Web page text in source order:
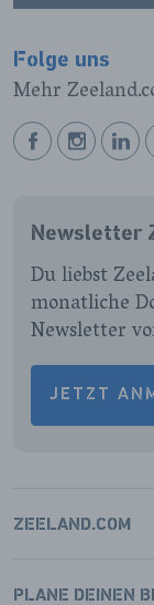
Folge uns
Mehr
BEKIJK
PAGINA
BEKIJK
PAGINA
Newsletter
Du liebst
monatliche
Newsletter
JETZT
ZEELAND.COM
PLANE DEINEN